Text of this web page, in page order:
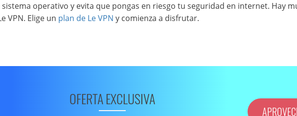
operativo y evita que pongas en riesgo tu seguridad en internet. Hay
VPN. Elige un plan de Le VPN y comienza a disfrutar.
OFERTA EXCLUSIVA